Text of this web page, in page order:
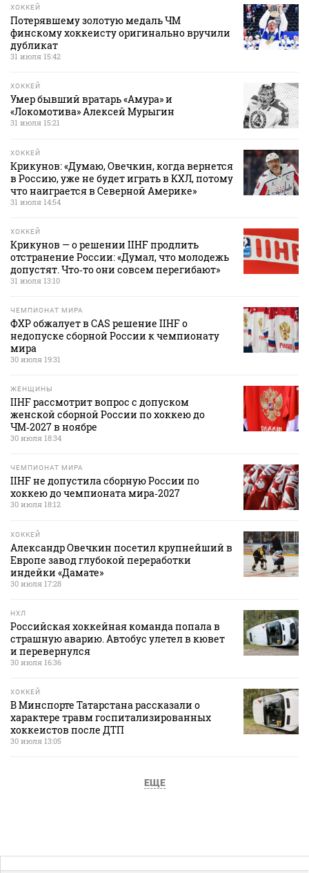
ХОККЕЙ
Потерявшему золотую медаль ЧМ
финскому хоккеисту оригинально вручили
дубликат
31 июля 15:42
ХОККЕЙ
Умер бывший вратарь «Амура» и
«Локомотива» Алексей Мурыгин
31 июля 15:21
ХОККЕЙ
Крикунов: «Думаю, Овечкин, когда вернется
в Россию, уже не будет играть в КХЛ, потому
что наиграется в Северной Америке»
31 июля 14:54
ХОККЕЙ
Крикунов — о решении IIHF продлить
отстранение России: «Думал, что молодежь
допустят. Что‑то они совсем перегибают»
31 июля 13:10
ЧЕМПИОНАТ МИРА
ФХР обжалует в CAS решение IIHF о
недопуске сборной России к чемпионату
мира
30 июля 19:31
ЖЕНЩИНЫ
IIHF рассмотрит вопрос с допуском
женской сборной России по хоккею до
ЧМ‑2027 в ноябре
30 июля 18:34
ЧЕМПИОНАТ МИРА
IIHF не допустила сборную России по
хоккею до чемпионата мира‑2027
30 июля 18:12
ХОККЕЙ
Александр Овечкин посетил крупнейший в
Европе завод глубокой переработки
индейки «Дамате»
30 июля 17:28
НХЛ
Российская хоккейная команда попала в
страшную аварию. Автобус улетел в кювет
и перевернулся
30 июля 16:36
ХОККЕЙ
В Минспорте Татарстана рассказали о
характере травм госпитализированных
хоккеистов после ДТП
30 июля 13:05
ЕЩЕ